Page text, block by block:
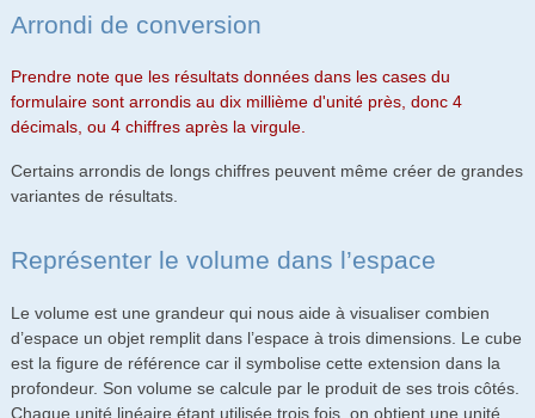
Arrondi de conversion
Prendre note que les résultats données dans les cases du
formulaire sont arrondis au dix millième d'unité près, donc 4
décimals, ou 4 chiffres après la virgule.
Certains arrondis de longs chiffres peuvent même créer de grandes
variantes de résultats.
Représenter le volume dans l’espace
Le volume est une grandeur qui nous aide à visualiser combien
d’espace un objet remplit dans l’espace à trois dimensions. Le cube
est la figure de référence car il symbolise cette extension dans la
profondeur. Son volume se calcule par le produit de ses trois côtés.
Chaque unité linéaire étant utilisée trois fois, on obtient une unité